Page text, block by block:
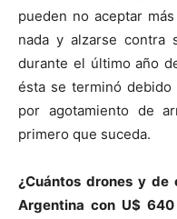
pueden no aceptar
nada y alzarse contra
durante el último año
ésta se terminó
por agotamiento de
primero que suceda.
¿Cuántos drones y
Argentina con U$ 640